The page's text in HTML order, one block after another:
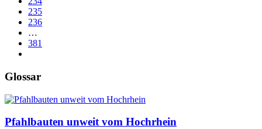
235
236
…
381
Glossar
Pfahlbauten unweit vom Hochrhein